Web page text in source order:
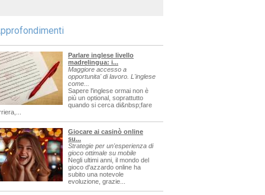
Parlare inglese livello
madrelingua: i...
Maggiore accesso a
opportunita' di lavoro. L'inglese
come...
Sapere l'inglese ormai non è
più un optional, soprattutto
quando si cerca di&nbsp;fare
Giocare ai casinò online
su...
Strategie per un'esperienza di
gioco ottimale su mobile
Negli ultimi anni, il mondo del
gioco d'azzardo online ha
subito una notevole
evoluzione, grazie...